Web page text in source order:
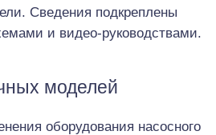
Сведения подкреплены
и видео-руководствами.
моделей
оборудования насосного